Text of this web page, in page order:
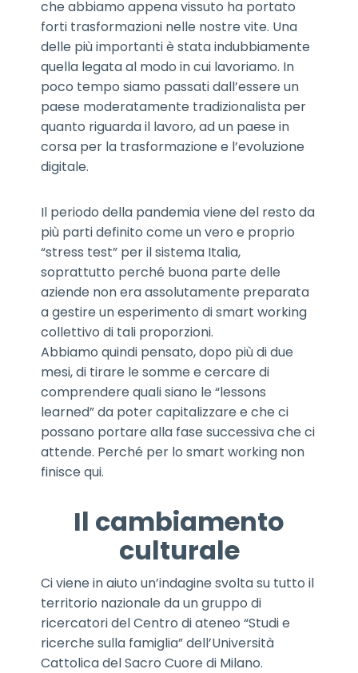
che abbiamo appena vissuto ha portato
forti trasformazioni nelle nostre vite. Una
delle più importanti è stata indubbiamente
quella legata al modo in cui lavoriamo. In
poco tempo siamo passati dall’essere un
paese moderatamente tradizionalista per
quanto riguarda il lavoro, ad un paese in
corsa per la trasformazione e l’evoluzione
digitale.
Il periodo della pandemia viene del resto da
più parti definito come un vero e proprio
“stress test” per il sistema Italia,
soprattutto perché buona parte delle
aziende non era assolutamente preparata
a gestire un esperimento di smart working
collettivo di tali proporzioni.
Abbiamo quindi pensato, dopo più di due
mesi, di tirare le somme e cercare di
comprendere quali siano le “lessons
learned” da poter capitalizzare e che ci
possano portare alla fase successiva che ci
attende. Perché per lo smart working non
finisce qui.
Il cambiamento
culturale
Ci viene in aiuto un’indagine svolta su tutto il
territorio nazionale da un gruppo di
ricercatori del Centro di ateneo “Studi e
ricerche sulla famiglia” dell’Università
Cattolica del Sacro Cuore di Milano.